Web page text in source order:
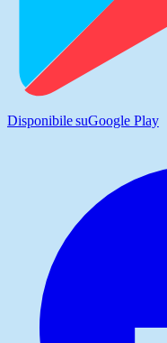
Disponibile suGoogle Play